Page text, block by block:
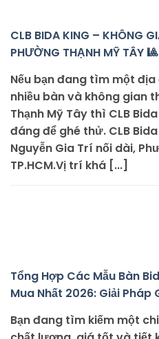
CLB BIDA KING – KHÔNG
PHƯỜNG THẠNH MỸ TÂY 🎱
Nếu bạn đang tìm một
nhiều bàn và không gian
Thạnh Mỹ Tây thì CLB
đáng để ghé thử. CLB
Nguyễn Gia Trí nối dài,
TP.HCM.Vị trí khá [...]
Tổng Hợp Các Mẫu Bàn
Mua Nhất 2026: Giải Pháp
Bạn đang tìm kiếm một